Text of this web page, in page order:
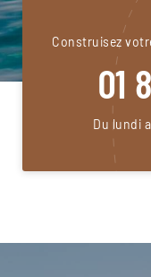
Construisez
01
Du lundi